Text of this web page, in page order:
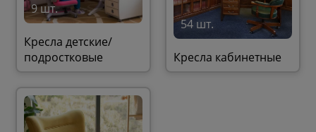
9 шт.
Кресла детские/
подростковые
54 шт.
Кресла кабинетные